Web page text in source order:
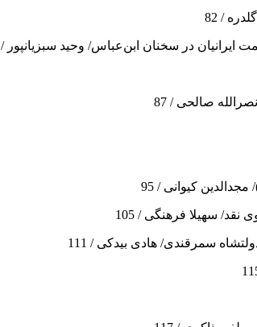
/ 82
در سخنان ابن‌عباس/ وحید سبزیانپور / 84
صالحی / 87
سهیلا فرهنگی / 105
سمرقندی/ هادی بیدکی / 111